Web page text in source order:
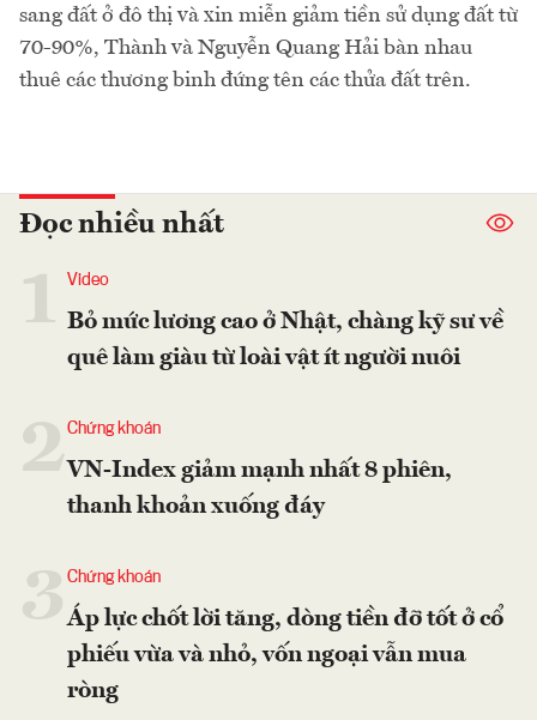
sang đất ở đô thị và xin miễn giảm tiền sử dụng đất từ
70-90%, Thành và Nguyễn Quang Hải bàn nhau
thuê các thương binh đứng tên các thửa đất trên.
Đọc nhiều nhất
Video
Bỏ mức lương cao ở Nhật, chàng kỹ sư về
quê làm giàu từ loài vật ít người nuôi
2Chứng khoán
VN-Index giảm mạnh nhất 8 phiên,
thanh khoản xuống đáy
Chứng khoán
Áp lực chốt lời tăng, dòng tiền đỡ tốt ở cổ
phiếu vừa và nhỏ, vốn ngoại vẫn mua
ròng